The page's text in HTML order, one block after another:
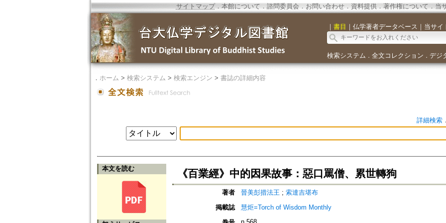
サイトマップ．本館について ． 諮問委員会． お問い合わせ． 資料提供． 著作権について．当
｜ 書目 ｜ 仏学著者データベース ｜ 当サイ
検索システム ． 全文コレクション ． デジ
． ホーム > 検索システム > 検索エンジン > 書誌の詳細内容
詳細検索
本文を読む 《百業經》中的因果故事：惡口罵僧、累世轉狗
著者 晉美彭措法王 ; 索達吉堪布
掲載誌
慧炬=Torch of Wisdom Monthly